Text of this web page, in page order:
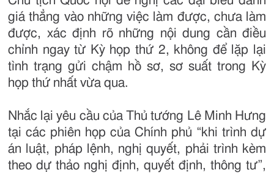
giá thẳng vào những việc làm được, chưa làm
được, xác định rõ những nội dung cần điều
chỉnh ngay từ Kỳ họp thứ 2, không để lặp lại
tình trạng gửi chậm hồ sơ, sơ suất trong Kỳ
họp thứ nhất vừa qua.
Nhắc lại yêu cầu của Thủ tướng Lê Minh Hưng
tại các phiên họp của Chính phủ “khi trình dự
án luật, pháp lệnh, nghị quyết, phải trình kèm
theo dự thảo nghị định, quyết định, thông tư”,